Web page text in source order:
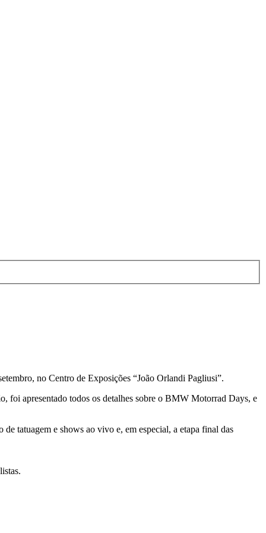
no Centro de Exposições “João Orlandi Pagliusi”.
foi apresentado todos os detalhes sobre o BMW Motorrad Days, e
de tatuagem e shows ao vivo e, em especial, a etapa final das